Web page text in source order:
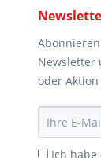
Newsletter
oder
Ich habe